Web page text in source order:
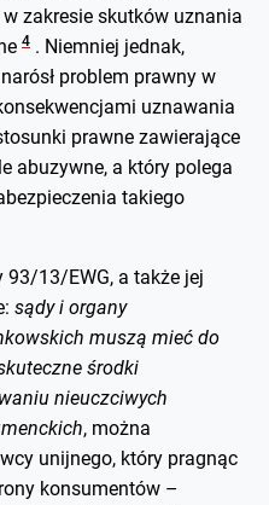
zakresie skutków uznania
4 . Niemniej jednak,
problem prawny w
uznawania
prawne zawierające
abuzywne, a który polega
takiego
13/EWG, a także jej
sądy i organy
muszą mieć do
środki
nieuczciwych
, można
unijnego, który pragnąc
konsumentów –